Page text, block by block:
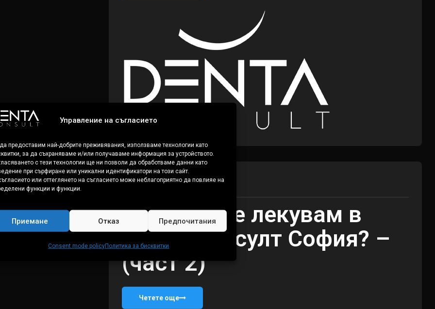
Управление на съгласието
предоставим най-добрите преживявания, използваме технологии като
за да съхраняваме и/или получаваме информация за устройството.
с тези технологии ще ни позволи да обработваме данни като
при сърфиране или уникални идентификатори на този сайт.
или оттеглянето на съгласието може неблагоприятно да повлияе на
функции и функции.
Приемане Отказ Предпочитания
Consent mode policyПолитика за бисквитки
1. За Дента Консулт
Защо да се лекувам в
Дента Консулт София? –
(част 2)
Четете още